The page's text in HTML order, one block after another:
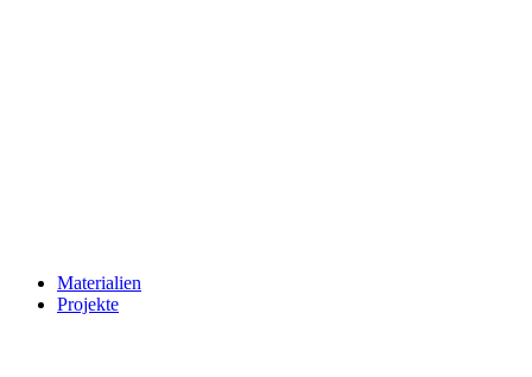
Materialien
Projekte